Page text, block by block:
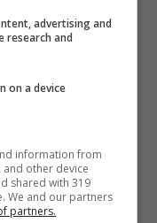
allenatori
Conte
advertising and
research and
on a device
information from
other device
shared with 319
We and our partners
partners.